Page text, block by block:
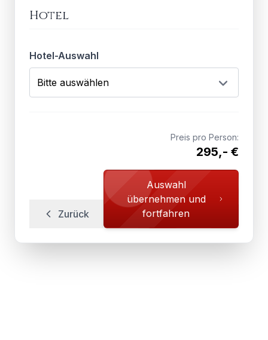
Hotel
Hotel-Auswahl
Zurück
Preis pro Person:
295,- €
Auswahl
übernehmen und
fortfahren